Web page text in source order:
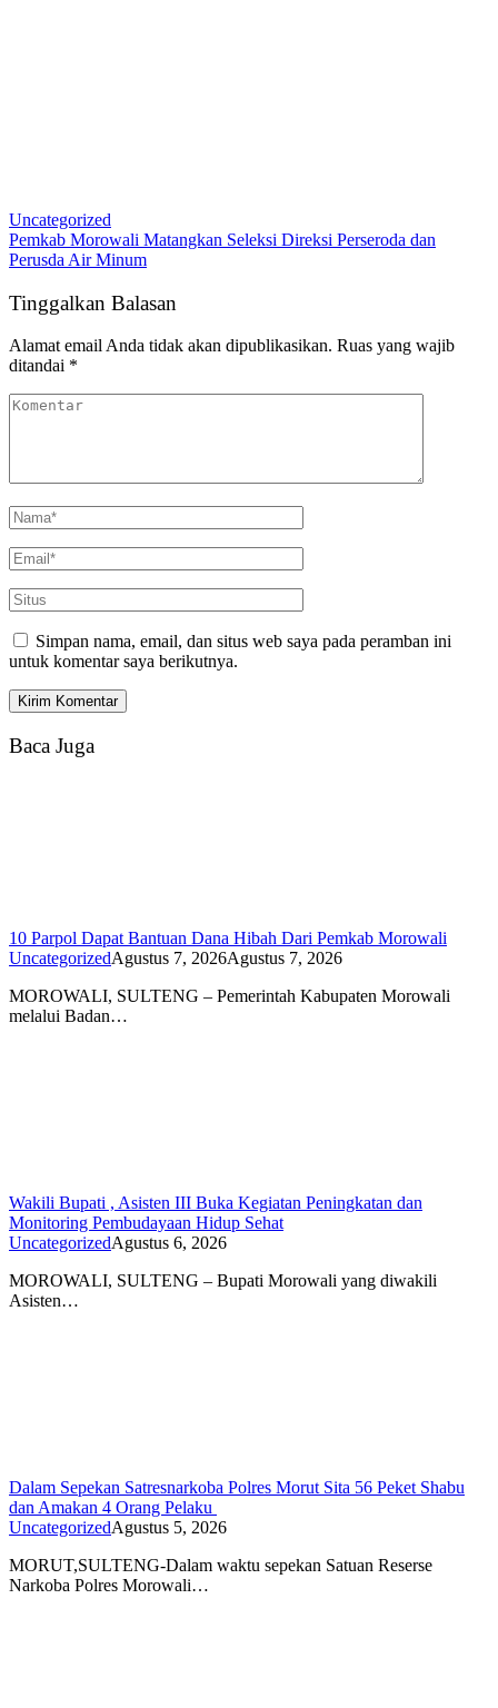
Uncategorized
Pemkab Morowali Matangkan Seleksi Direksi Perseroda dan
Perusda Air Minum
Tinggalkan Balasan
Alamat email Anda tidak akan dipublikasikan. Ruas yang wajib
ditandai *
Simpan nama, email, dan situs web saya pada peramban ini
untuk komentar saya berikutnya.
Baca Juga
10 Parpol Dapat Bantuan Dana Hibah Dari Pemkab Morowali
UncategorizedAgustus 7, 2026Agustus 7, 2026
MOROWALI, SULTENG – Pemerintah Kabupaten Morowali
melalui Badan…
Wakili Bupati , Asisten III Buka Kegiatan Peningkatan dan
Monitoring Pembudayaan Hidup Sehat
UncategorizedAgustus 6, 2026
MOROWALI, SULTENG – Bupati Morowali yang diwakili
Asisten…
Dalam Sepekan Satresnarkoba Polres Morut Sita 56 Peket Shabu
dan Amakan 4 Orang Pelaku
UncategorizedAgustus 5, 2026
MORUT,SULTENG-Dalam waktu sepekan Satuan Reserse
Narkoba Polres Morowali…